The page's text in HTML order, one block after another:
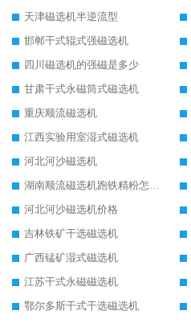
天津磁选机半逆流型
邯郸干式辊式强磁选机
四川磁选机的强磁是多少
甘肃干式永磁筒式磁选机
重庆顺流磁选机
江西实验用室湿式磁选机
河北河沙磁选机
湖南顺流磁选机跑铁精粉怎么处理
河北河沙磁选机价格
吉林铁矿干选磁选机
广西锰矿湿式磁选机
江苏干式永磁磁选机
鄂尔多斯干式干选磁选机